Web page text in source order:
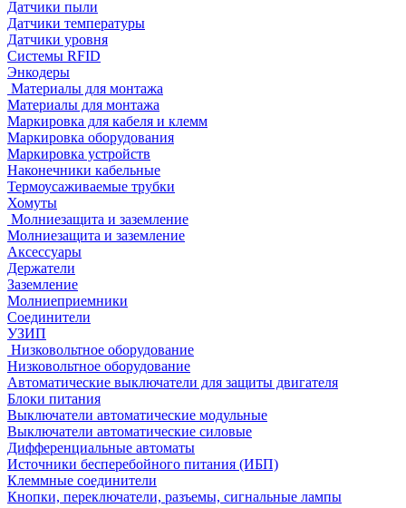
Датчики пыли
Датчики температуры
Датчики уровня
Системы RFID
Энкодеры
Материалы для монтажа
Материалы для монтажа
Маркировка для кабеля и клемм
Маркировка оборудования
Маркировка устройств
Наконечники кабельные
Термоусаживаемые трубки
Хомуты
Молниезащита и заземление
Молниезащита и заземление
Аксессуары
Держатели
Заземление
Молниеприемники
Соединители
УЗИП
Низковольтное оборудование
Низковольтное оборудование
Автоматические выключатели для защиты двигателя
Блоки питания
Выключатели автоматические модульные
Выключатели автоматические силовые
Дифференциальные автоматы
Источники бесперебойного питания (ИБП)
Клеммные соединители
Кнопки, переключатели, разъемы, сигнальные лампы